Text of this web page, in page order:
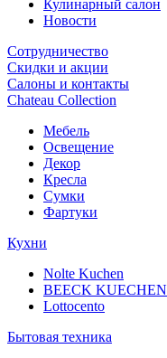
Кулинарный салон
Новости
Сотрудничество
Скидки и акции
Салоны и контакты
Chateau Collection
Мебель
Освещение
Декор
Кресла
Сумки
Фартуки
Кухни
Nolte Kuchen
BEECK KUECHEN
Lottocento
Бытовая техника